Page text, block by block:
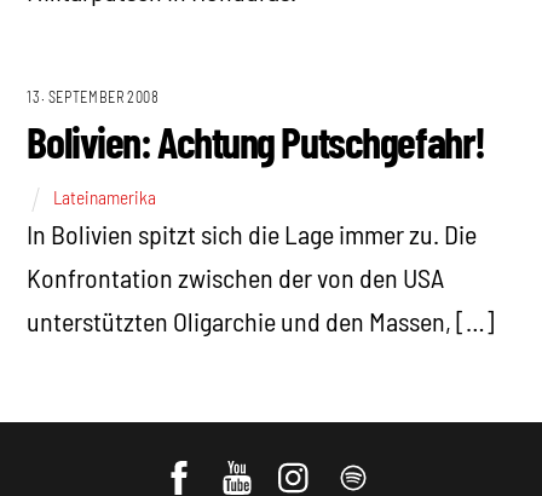
13. SEPTEMBER 2008
Bolivien: Achtung Putschgefahr!
Lateinamerika
In Bolivien spitzt sich die Lage immer zu. Die
Konfrontation zwischen der von den USA
unterstützten Oligarchie und den Massen, […]